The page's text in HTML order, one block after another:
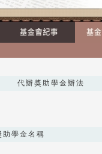
代辦獎助學金辦法
助學金名稱